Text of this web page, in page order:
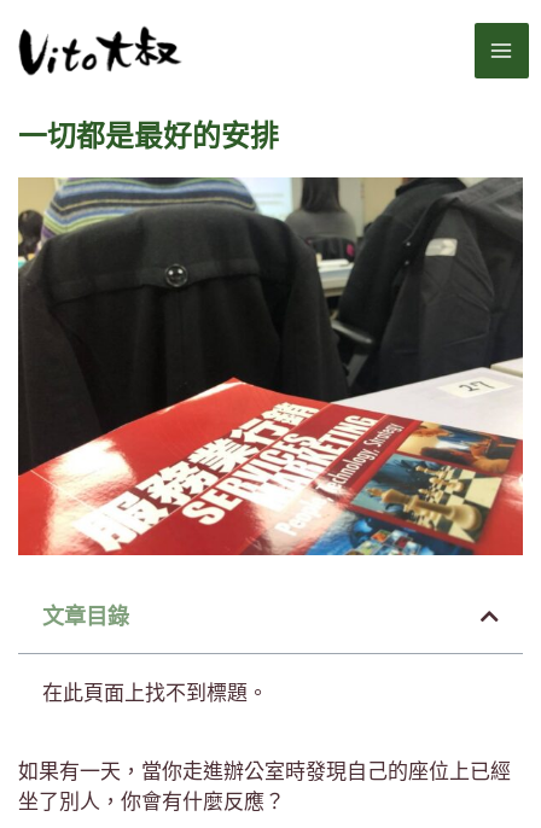
至
一切都是最好的安排
文章目錄
在此頁面上找不到標題。
如果有一天，當你走進辦公室時發現自己的座位上已經
坐了別人，你會有什麼反應？